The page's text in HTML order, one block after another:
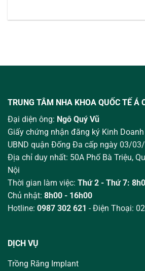
TRUNG TÂM NHA KHOA QUỐC TẾ Á
Đại diện ông: Ngô Quý Vũ
Giấy chứng nhận đăng ký Kinh
UBND quận Đống Đa cấp ngày 03/
Địa chỉ duy nhất: 50A Phố Bà Triệu,
Nội
Thời gian làm việc: Thứ 2 - Thứ 7:
Chủ nhật: 8h00 - 16h00
Hotline: 0987 302 621 - Điện Thoại:
DỊCH VỤ
Trồng Răng Implant